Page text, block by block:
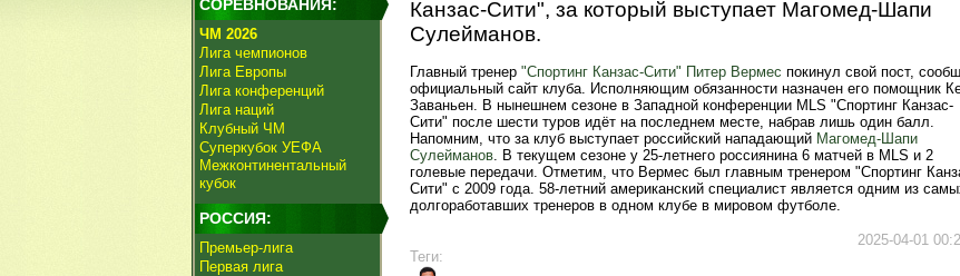
СОРЕВНОВАНИЯ:
ЧМ 2026
Лига чемпионов
Лига Европы
Лига конференций
Лига наций
Клубный ЧМ
Суперкубок УЕФА
Межконтинентальный
кубок
РОССИЯ:
Премьер-лига
Первая лига
Канзас-Сити", за который выступает Магомед-Шапи
Сулейманов.
Главный тренер "Спортинг Канзас-Сити" Питер Вермес покинул свой пост,
официальный сайт клуба. Исполняющим обязанности назначен его помощник
Заваньен. В нынешнем сезоне в Западной конференции MLS "Спортинг Канзас-
Сити" после шести туров идёт на последнем месте, набрав лишь один балл.
Напомним, что за клуб выступает российский нападающий Магомед-Шапи
Сулейманов. В текущем сезоне у 25-летнего россиянина 6 матчей в MLS и 2
голевые передачи. Отметим, что Вермес был главным тренером "Спортинг
Сити" с 2009 года. 58-летний американский специалист является одним из
долгоработавших тренеров в одном клубе в мировом футболе.
2025-04-01
Теги: